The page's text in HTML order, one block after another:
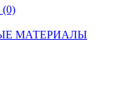
МАТЕРИАЛЫ